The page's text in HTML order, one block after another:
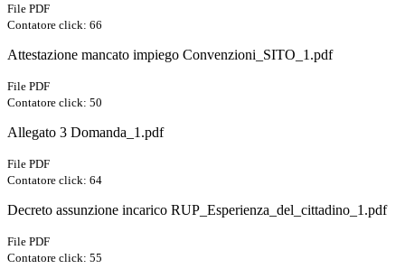
File PDF
Contatore click: 66
Attestazione mancato impiego Convenzioni_SITO_1.pdf
File PDF
Contatore click: 50
Allegato 3 Domanda_1.pdf
File PDF
Contatore click: 64
Decreto assunzione incarico RUP_Esperienza_del_cittadino_1.pdf
File PDF
Contatore click: 55